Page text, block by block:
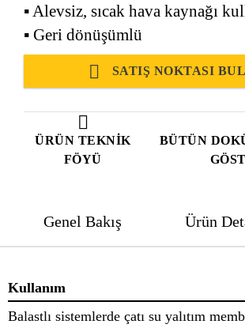
ÜRÜN TEKNIK
FÖYÜ
BÜTÜN
▪ Alevsiz, sıcak hava kaynağı
▪ Geri dönüşümlü
SATIŞ NOKTASI
Genel Bakış Ürün
Kullanım
Balastlı sistemlerde çatı su yalıtım